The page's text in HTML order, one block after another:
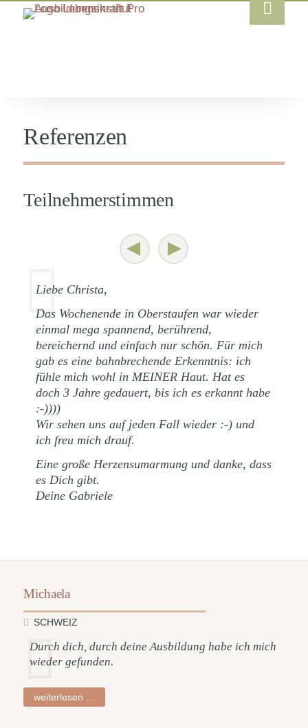
Referenzen
Teilnehmerstimmen
Liebe Christa,
Das Wochenende in Oberstaufen war wieder
einmal mega spannend, berührend,
bereichernd und einfach nur schön. Für mich
gab es eine bahnbrechende Erkenntnis: ich
fühle mich wohl in MEINER Haut. Hat es
doch 3 Jahre gedauert, bis ich es erkannt habe
:-))))
Wir sehen uns auf jeden Fall wieder :-) und
ich freu mich drauf.
Eine große Herzensumarmung und danke, dass
es Dich gibt.
Deine Gabriele
Michaela
SCHWEIZ
Durch dich, durch deine Ausbildung habe ich mich
wieder gefunden.
weiterlesen …